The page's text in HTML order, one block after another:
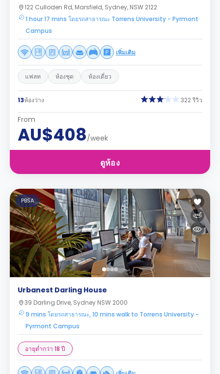
122 Culloden Rd, Marsfield, Sydney, NSW 2122
1 hour 17 mins โดยรถสาธารณะ Torrens University - Pyrmont
Campus
เพิ่มเติม
แฟลท ห้องชุด ห้องเดี่ยว
13ห้องว่าง 322 รีวิว
From
AU$408/week
ดูห้อง
PBSA
Urbanest Darling House
39 Darling Drive, Sydney NSW 2000
9 mins โดยรถสาธารณะ, 10 mins walk to Torrens University -
Pyrmont Campus
อายุต่ำกว่า 18 ปี